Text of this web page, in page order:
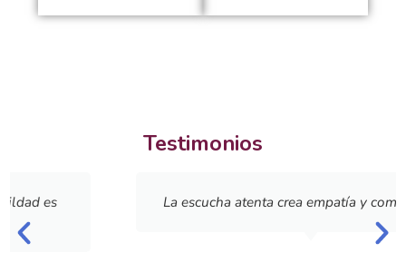
Testimonios
La escucha atenta crea empatía y comunicación.